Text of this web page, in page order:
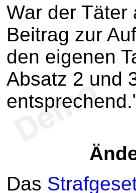
War der Täter
Beitrag zur
den eigenen
Absatz 2 und
Das